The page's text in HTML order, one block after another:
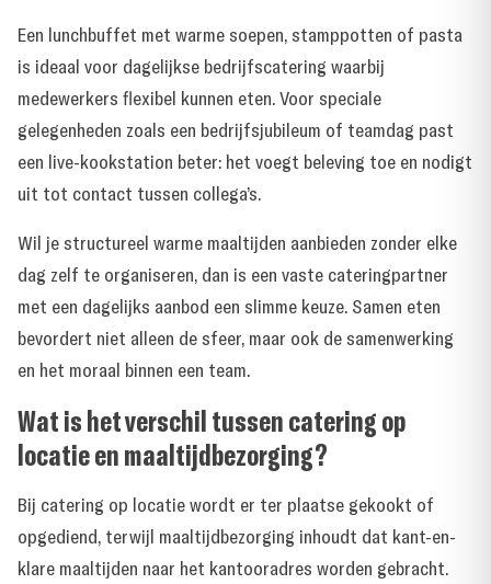
Een lunchbuffet met warme soepen, stamppotten of pasta
is ideaal voor dagelijkse bedrijfscatering waarbij
medewerkers flexibel kunnen eten. Voor speciale
gelegenheden zoals een bedrijfsjubileum of teamdag past
een live-kookstation beter: het voegt beleving toe en nodigt
uit tot contact tussen collega’s.
Wil je structureel warme maaltijden aanbieden zonder elke
dag zelf te organiseren, dan is een vaste cateringpartner
met een dagelijks aanbod een slimme keuze. Samen eten
bevordert niet alleen de sfeer, maar ook de samenwerking
en het moraal binnen een team.
Wat is het verschil tussen catering op
locatie en maaltijdbezorging?
Bij catering op locatie wordt er ter plaatse gekookt of
opgediend, terwijl maaltijdbezorging inhoudt dat kant-en-
klare maaltijden naar het kantooradres worden gebracht.